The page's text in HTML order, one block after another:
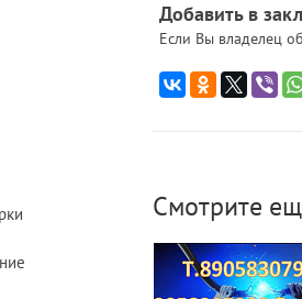
Добавить в
Если Вы владелец
Смотрите